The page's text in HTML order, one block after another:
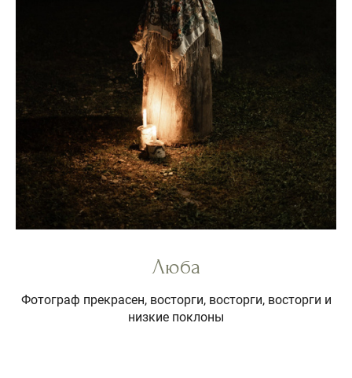
Люба
Фотограф прекрасен, восторги, восторги, восторги и
низкие поклоны